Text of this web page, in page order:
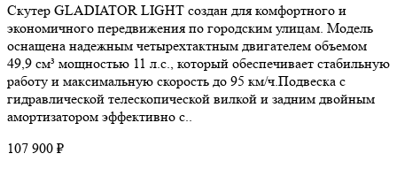
Скутер GLADIATOR LIGHT создан для комфортного и
экономичного передвижения по городским улицам. Модель
оснащена надежным четырехтактным двигателем объемом
49,9 см³ мощностью 11 л.с., который обеспечивает стабильную
работу и максимальную скорость до 95 км/ч.Подвеска с
гидравлической телескопической вилкой и задним двойным
амортизатором эффективно с..
107 900 ₽